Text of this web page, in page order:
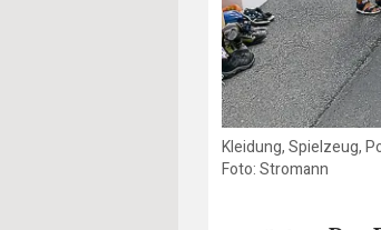
Kleidung, Spielzeug,
Foto: Stromann